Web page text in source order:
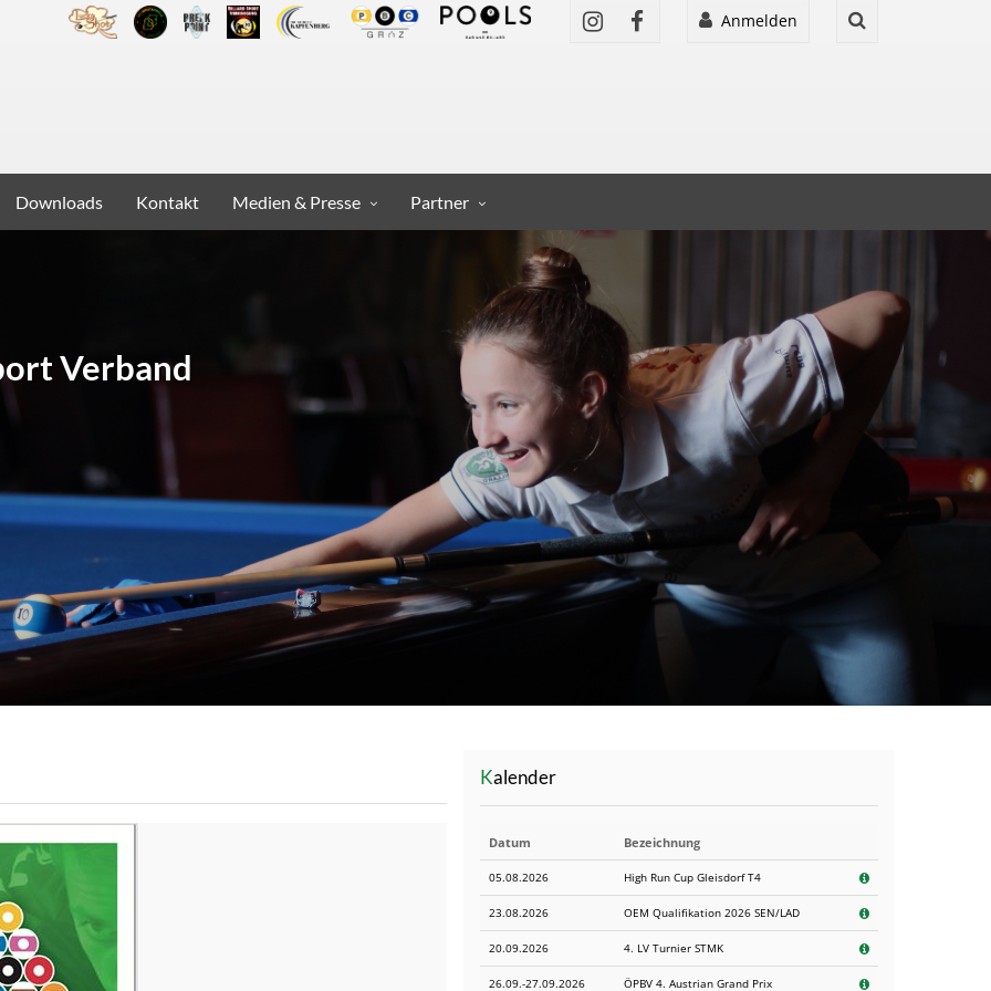
Anmelden
Downloads Kontakt Medien & Presse Partner
Verband
Kalender
Datum Bezeichnung
05.08.2026 High Run Cup Gleisdorf T4
23.08.2026 OEM Qualifikation 2026 SEN/LAD
20.09.2026 4. LV Turnier STMK
26.09.-27.09.2026 ÖPBV 4. Austrian Grand Prix